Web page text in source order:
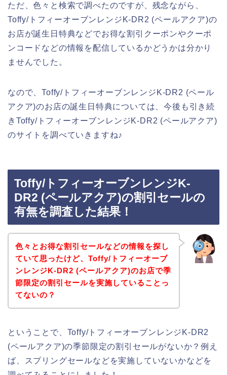
ただ、色々と検索で調べたのですが、残念ながら、
Toffy/トフィーオーブンレンジK-DR2 (ペールアクア)の
お店が誕生日特典などでお得な割引クーポンやクーポ
ンコードなどの情報を配信しているかどうかは分かり
ませんでした。
なので、Toffy/トフィーオーブンレンジK-DR2 (ペール
アクア)のお店の誕生日特典については、今後も引き続
きToffy/トフィーオーブンレンジK-DR2 (ペールアクア)
のサイトを調べていきますね♪
Toffy/トフィーオーブンレンジK-
DR2 (ペールアクア)の割引セールの
有無を調査した結果！
色々とお得な割引セールなどの情報を探し
ていて思ったけど、Toffy/トフィーオーブ
ンレンジK-DR2 (ペールアクア)のお店で季
節限定の割引セールを実施していることっ
てないの？
ということで、Toffy/トフィーオーブンレンジK-DR2
(ペールアクア)の季節限定の割引セールがないか？例え
ば、スプリングセールなどを実施していないかなどを